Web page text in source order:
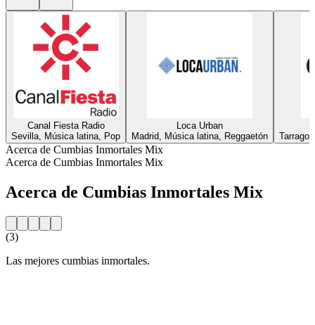
Canal Fiesta Radio
Sevilla, Música latina, Pop
Loca Urban
Madrid, Música latina, Reggaetón
Acerca de Cumbias Inmortales Mix
Acerca de Cumbias Inmortales Mix
Acerca de Cumbias Inmortales Mix
(3)
Las mejores cumbias inmortales.